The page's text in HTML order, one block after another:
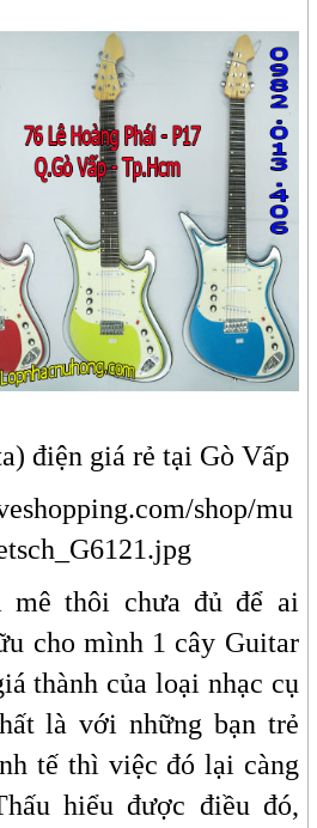
điện giá rẻ tại Gò Vấp
shop/mu
mê thôi chưa đủ để ai
cho mình 1 cây Guitar
thành của loại nhạc cụ
là với những bạn trẻ
tế thì việc đó lại càng
hiểu được điều đó,